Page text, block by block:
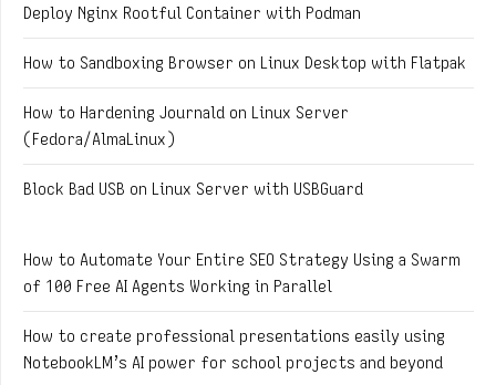
Deploy Nginx Rootful Container with Podman
How to Sandboxing Browser on Linux Desktop with Flatpak
How to Hardening Journald on Linux Server
(Fedora/AlmaLinux)
Block Bad USB on Linux Server with USBGuard
How to Automate Your Entire SEO Strategy Using a Swarm
of 100 Free AI Agents Working in Parallel
How to create professional presentations easily using
NotebookLM’s AI power for school projects and beyond